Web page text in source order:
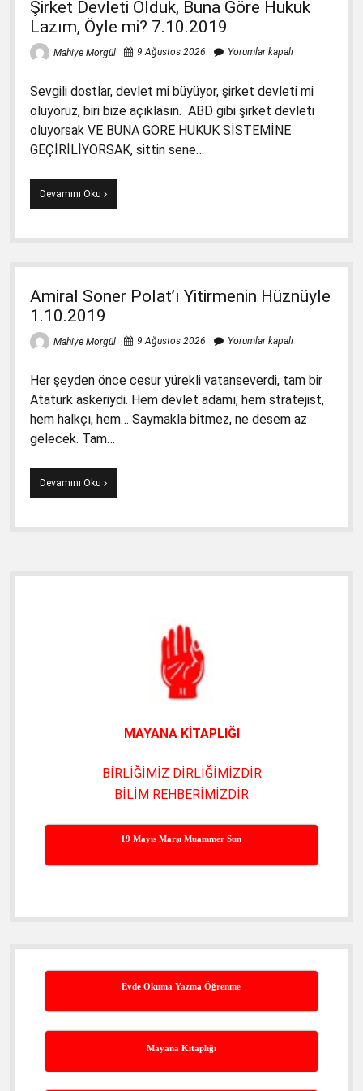
Şirket Devleti Olduk, Buna Göre Hukuk
Lazım, Öyle mi? 7.10.2019
Mahiye Morgül 9 Ağustos 2026 Yorumlar kapalı
Sevgili dostlar, devlet mi büyüyor, şirket devleti mi
oluyoruz, biri bize açıklasın. ABD gibi şirket devleti
oluyorsak VE BUNA GÖRE HUKUK SİSTEMİNE
GEÇİRİLİYORSAK, sittin sene…
Devamını OkuŞirket
Devleti
Buna
Hukuk
Öyle
mi?
7.10.2019
Amiral Soner Polat’ı Yitirmenin Hüznüyle
1.10.2019
Mahiye Morgül 9 Ağustos 2026 Yorumlar kapalı
Her şeyden önce cesur yürekli vatanseverdi, tam bir
Atatürk askeriydi. Hem devlet adamı, hem stratejist,
hem halkçı, hem… Saymakla bitmez, ne desem az
gelecek. Tam…
Devamını OkuAmiral
Soner
Yitirmenin
MAYANA KİTAPLIĞI
BİRLİĞİMİZ DİRLİĞİMİZDİR
BİLİM REHBERİMİZDİR
19 Mayıs Marşı Muammer Sun
Evde Okuma Yazma Öğrenme
Mayana Kitaplığı